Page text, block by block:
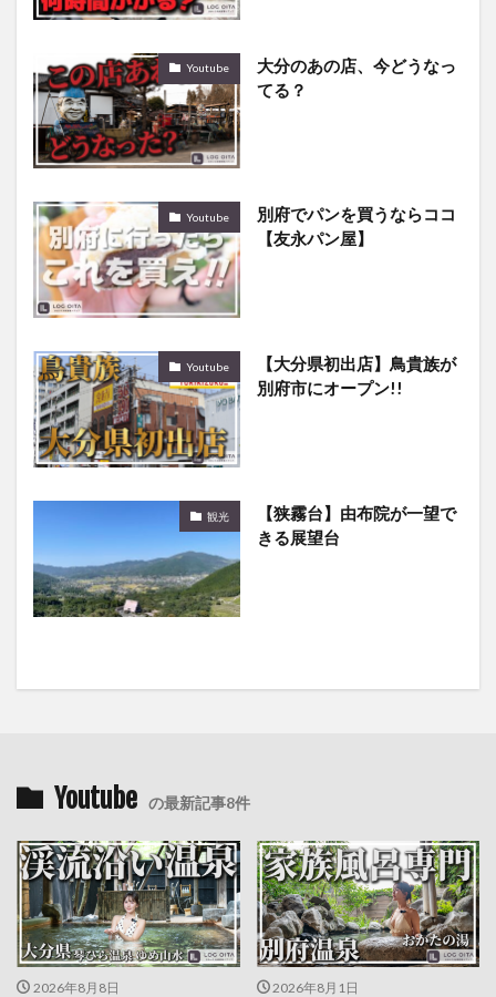
Youtube
大分のあの店、今どうなっ
てる？
Youtube
別府でパンを買うならココ
【友永パン屋】
Youtube
【大分県初出店】鳥貴族が
別府市にオープン!!
観光
【狭霧台】由布院が一望で
きる展望台
Youtube の最新記事8件
2026年8月8日 2026年8月1日